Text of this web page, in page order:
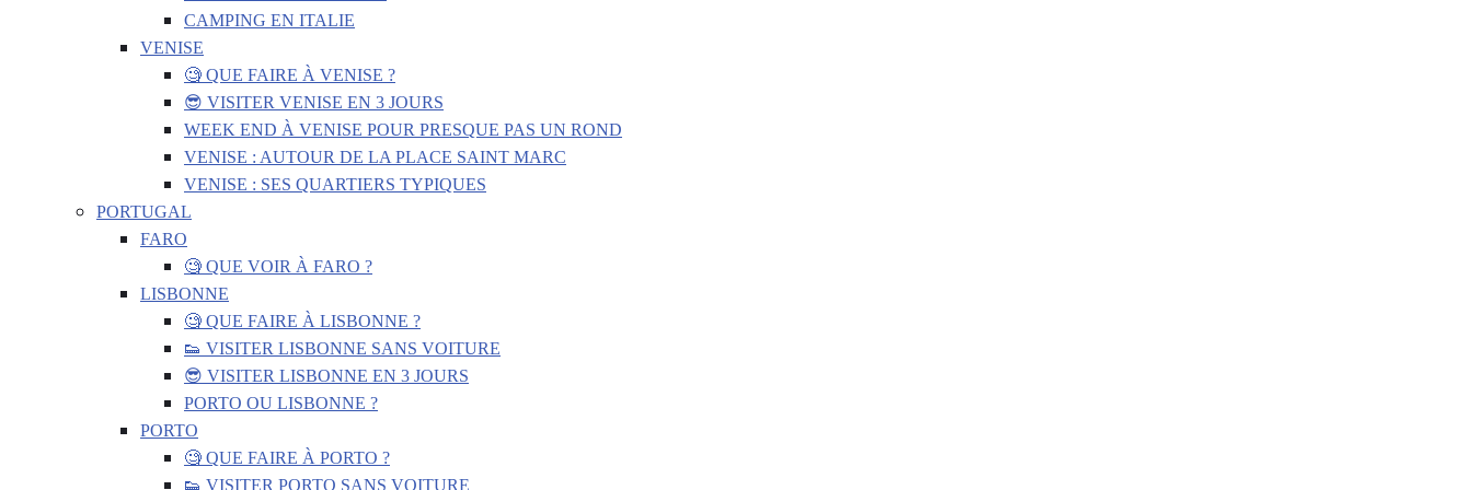
CAMPING EN ITALIE
VENISE
🧐 QUE FAIRE À VENISE ?
😎 VISITER VENISE EN 3 JOURS
WEEK END À VENISE POUR PRESQUE PAS UN ROND
VENISE : AUTOUR DE LA PLACE SAINT MARC
VENISE : SES QUARTIERS TYPIQUES
PORTUGAL
FARO
🧐 QUE VOIR À FARO ?
LISBONNE
🧐 QUE FAIRE À LISBONNE ?
👟 VISITER LISBONNE SANS VOITURE
😎 VISITER LISBONNE EN 3 JOURS
PORTO OU LISBONNE ?
PORTO
🧐 QUE FAIRE À PORTO ?
👟 VISITER PORTO SANS VOITURE